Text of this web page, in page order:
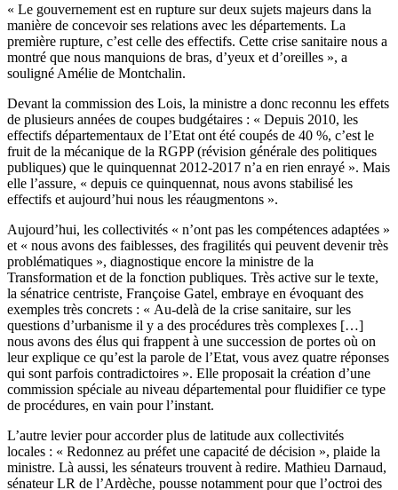
« Le gouvernement est en rupture sur deux sujets majeurs dans la
manière de concevoir ses relations avec les départements. La
première rupture, c’est celle des effectifs. Cette crise sanitaire nous a
montré que nous manquions de bras, d’yeux et d’oreilles », a
souligné Amélie de Montchalin.
Devant la commission des Lois, la ministre a donc reconnu les effets
de plusieurs années de coupes budgétaires : « Depuis 2010, les
effectifs départementaux de l’Etat ont été coupés de 40 %, c’est le
fruit de la mécanique de la RGPP (révision générale des politiques
publiques) que le quinquennat 2012-2017 n’a en rien enrayé ». Mais
elle l’assure, « depuis ce quinquennat, nous avons stabilisé les
effectifs et aujourd’hui nous les réaugmentons ».
Aujourd’hui, les collectivités « n’ont pas les compétences adaptées »
et « nous avons des faiblesses, des fragilités qui peuvent devenir très
problématiques », diagnostique encore la ministre de la
Transformation et de la fonction publiques. Très active sur le texte,
la sénatrice centriste, Françoise Gatel, embraye en évoquant des
exemples très concrets : « Au-delà de la crise sanitaire, sur les
questions d’urbanisme il y a des procédures très complexes […]
nous avons des élus qui frappent à une succession de portes où on
leur explique ce qu’est la parole de l’Etat, vous avez quatre réponses
qui sont parfois contradictoires ». Elle proposait la création d’une
commission spéciale au niveau départemental pour fluidifier ce type
de procédures, en vain pour l’instant.
L’autre levier pour accorder plus de latitude aux collectivités
locales : « Redonnez au préfet une capacité de décision », plaide la
ministre. Là aussi, les sénateurs trouvent à redire. Mathieu Darnaud,
sénateur LR de l’Ardèche, pousse notamment pour que l’octroi des